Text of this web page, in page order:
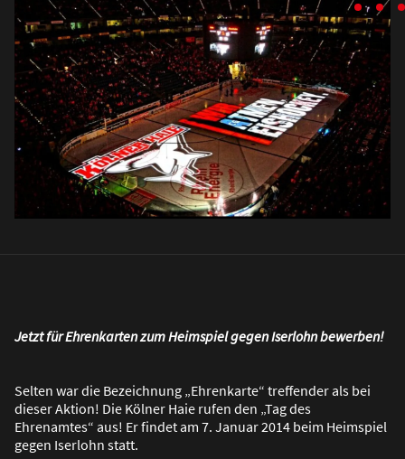
Jetzt für Ehrenkarten zum Heimspiel gegen Iserlohn bewerben!
Selten war die Bezeichnung „Ehrenkarte“ treffender als bei
dieser Aktion! Die Kölner Haie rufen den „Tag des
Ehrenamtes“ aus! Er findet am 7. Januar 2014 beim Heimspiel
gegen Iserlohn statt.